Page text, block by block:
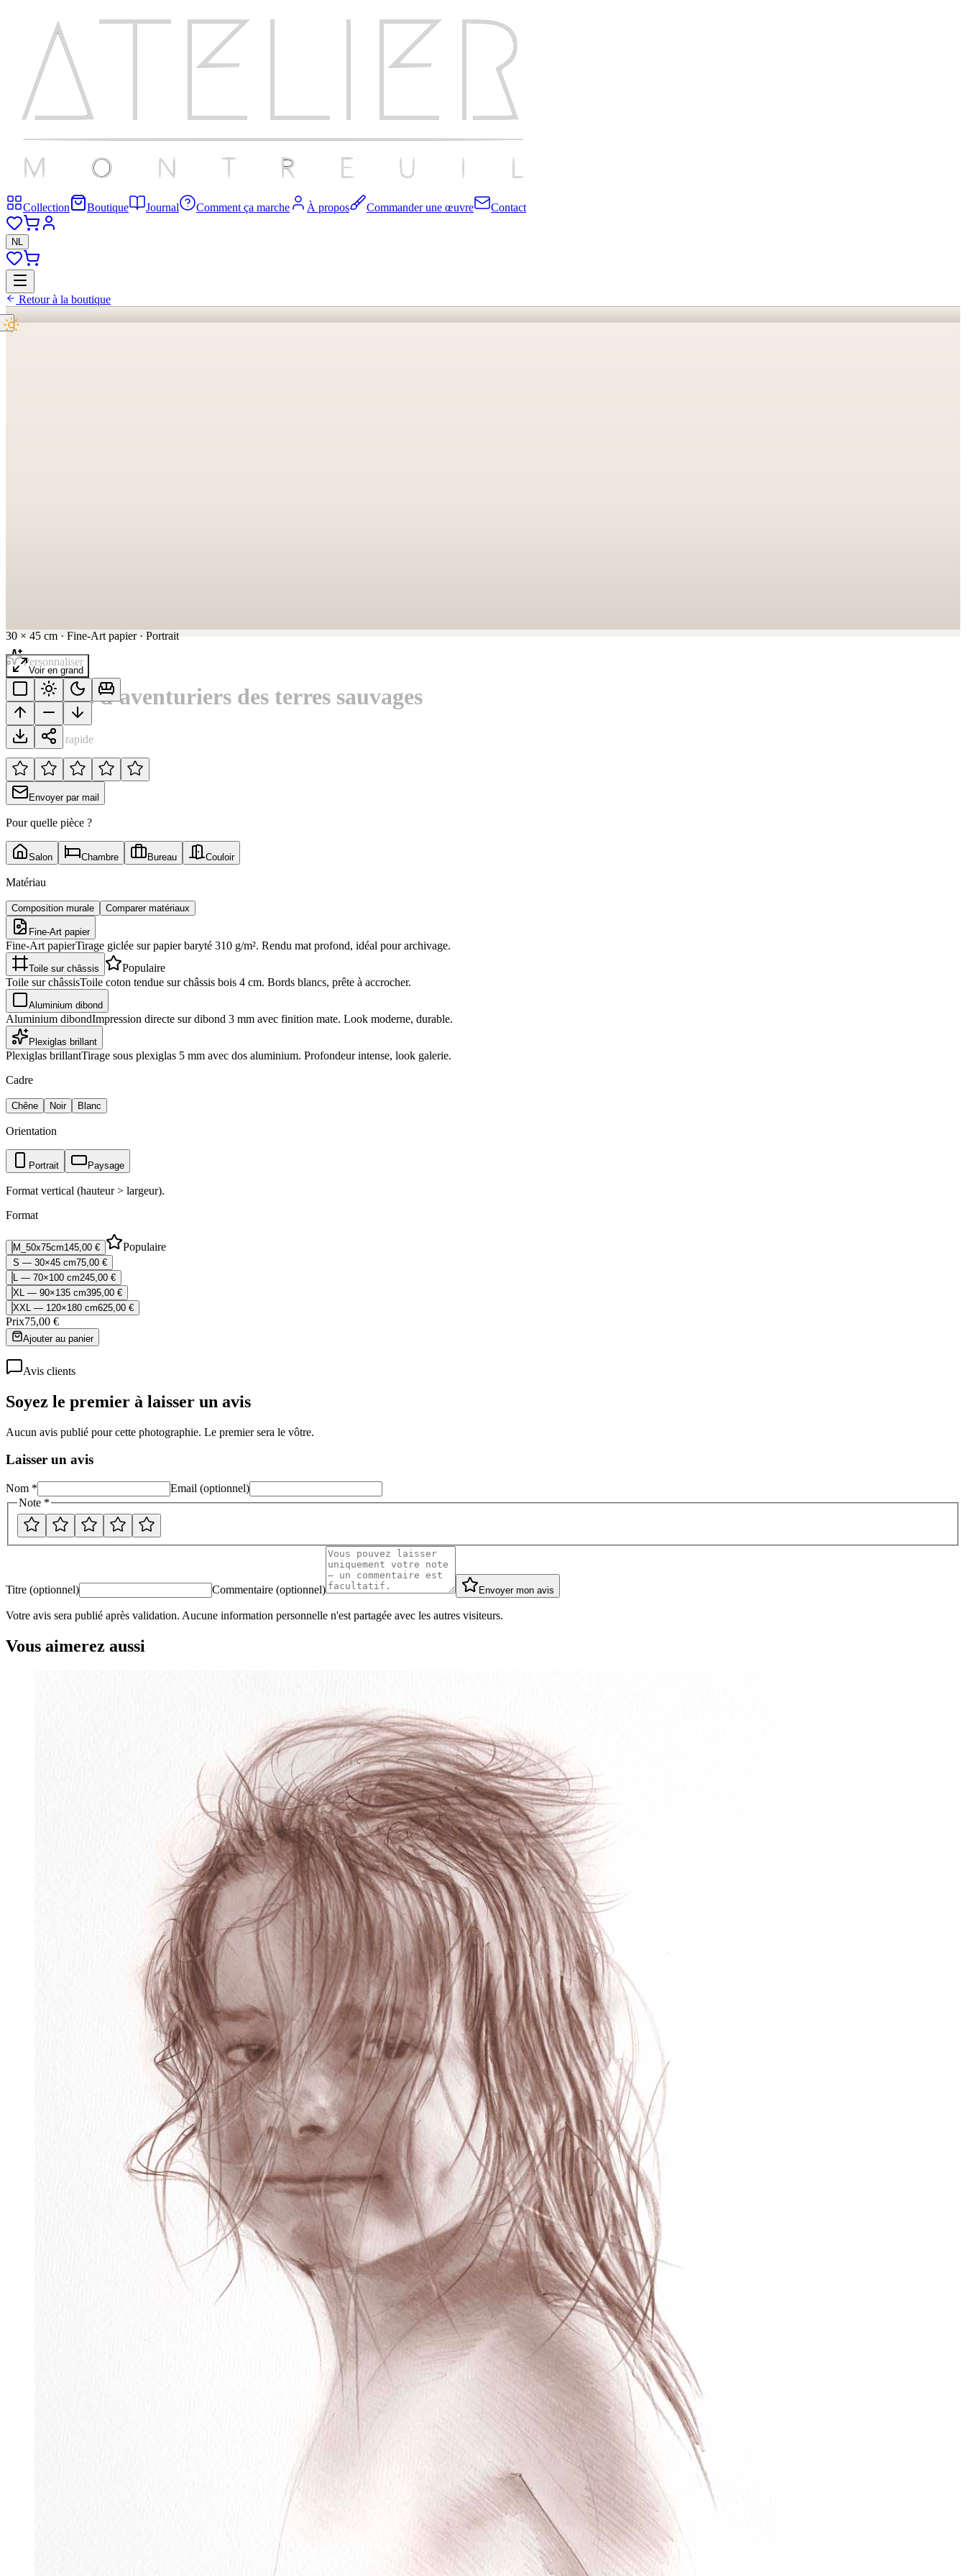
Collection Boutique Journal Comment ça marche À propos Commander une œuvre Contact
NL
Retour à la boutique
30 × 45 cm · Fine-Art papier· Portrait
Voir en grand
Personnaliser
Portraits d'aventuriers des terres sauvages
Notation rapide
Envoyer par mail
Pour quelle pièce ?
Salon Chambre Bureau Couloir
Matériau
Composition murale Comparer matériaux
Fine-Art papier
Fine-Art papierTirage giclée sur papier baryté 310 g/m². Rendu mat profond, idéal pour archivage.
Toile sur châssis
Populaire
Toile sur châssisToile coton tendue sur châssis bois 4 cm. Bords blancs, prête à accrocher.
Aluminium dibond
Aluminium dibondImpression directe sur dibond 3 mm avec finition mate. Look moderne, durable.
Plexiglas brillant
Plexiglas brillantTirage sous plexiglas 5 mm avec dos aluminium. Profondeur intense, look galerie.
Cadre
Chêne Noir Blanc
Orientation
Portrait Paysage
Format vertical (hauteur > largeur).
Format
M_50x75cm145,00 € Populaire
S — 30×45 cm75,00 €
L — 70×100 cm245,00 €
XL — 90×135 cm395,00 €
XXL — 120×180 cm625,00 €
Prix75,00 €
Ajouter au panier
Avis clients
Soyez le premier à laisser un avis
Aucun avis publié pour cette photographie. Le premier sera le vôtre.
Laisser un avis
Nom *
Email (optionnel)
Note *
Titre (optionnel) Commentaire (optionnel) Envoyer mon avis
Votre avis sera publié après validation. Aucune information personnelle n'est partagée avec les autres visiteurs.
Vous aimerez aussi